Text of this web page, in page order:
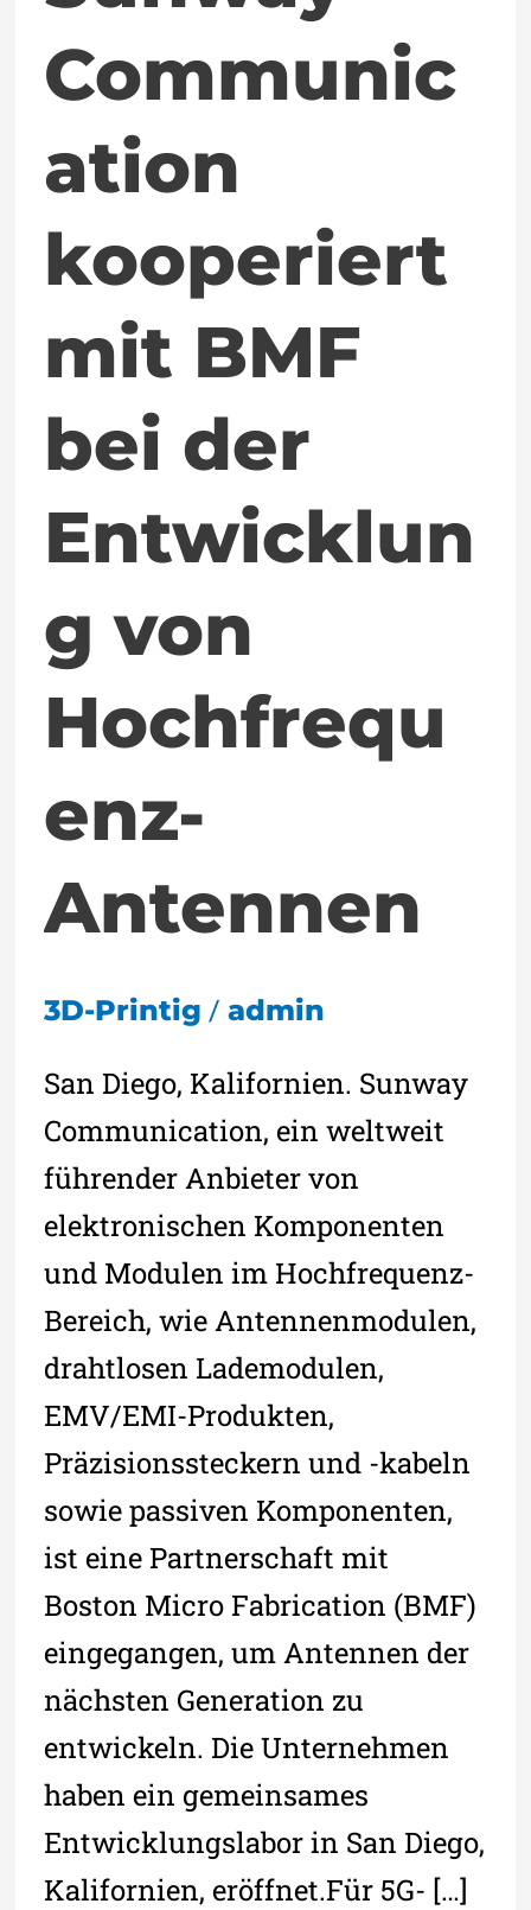
Communic
ation
kooperiert
mit BMF
bei der
Entwicklun
g von
Hochfrequ
enz-
Antennen
3D-Printig / admin
San Diego, Kalifornien. Sunway
Communication, ein weltweit
führender Anbieter von
elektronischen Komponenten
und Modulen im Hochfrequenz-
Bereich, wie Antennenmodulen,
drahtlosen Lademodulen,
EMV/EMI-Produkten,
Präzisionssteckern und -kabeln
sowie passiven Komponenten,
ist eine Partnerschaft mit
Boston Micro Fabrication (BMF)
eingegangen, um Antennen der
nächsten Generation zu
entwickeln. Die Unternehmen
haben ein gemeinsames
Entwicklungslabor in San Diego,
Kalifornien, eröffnet.Für 5G- […]
Entwicklung
von
Antennen